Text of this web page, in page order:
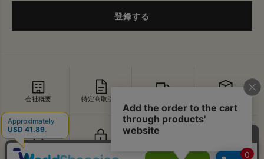
登録する
会社概要 特定商取引法
セキュリティ お問い合わせ